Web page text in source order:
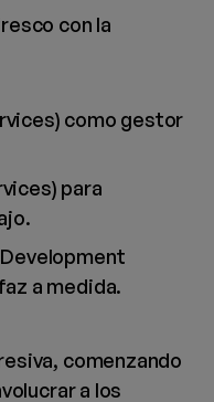
con la
como gestor
para
a medida.
comenzando
a los